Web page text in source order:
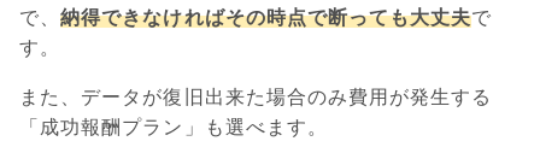
で、納得できなければその時点で断っても大丈夫で
す。
また、データが復旧出来た場合のみ費用が発生する
「成功報酬プラン」も選べます。